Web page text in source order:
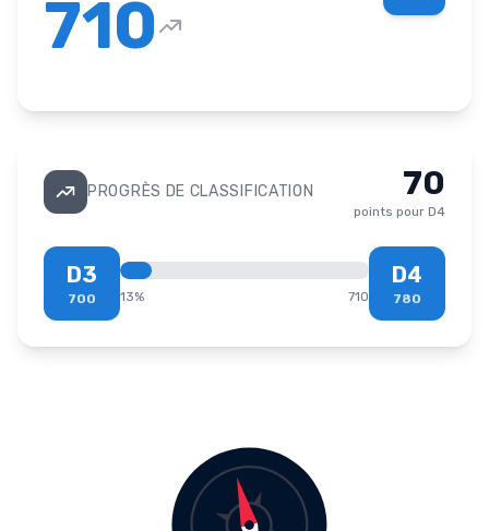
710
PROGRÈS DE CLASSIFICATION 70
points pour D4
D3
700 13% 710
D4
780